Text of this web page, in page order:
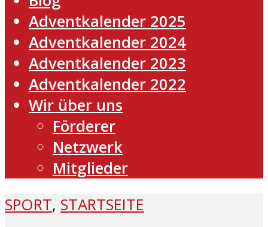
Adventkalender 2025
Adventkalender 2024
Adventkalender 2023
Adventkalender 2022
Wir über uns
Förderer
Netzwerk
Mitglieder
SPORT, STARTSEITE